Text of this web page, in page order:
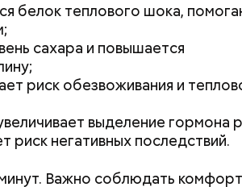
белок теплового шока,
сахара и повышается
риск обезвоживания и
выделение гормона
риск негативных последствий.
Важно соблюдать
дома и
Как получить до
рублей от
трудной